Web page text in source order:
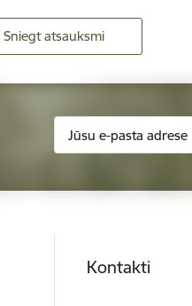
Sniegt atsauksmi
Kontakti